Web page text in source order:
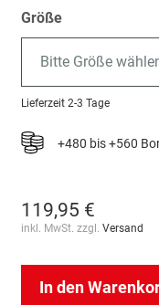
Größe
Bitte Größe
Lieferzeit 2-3 Tage
+480 bis +560
119,95 €
inkl. MwSt. zzgl. Versand
In den